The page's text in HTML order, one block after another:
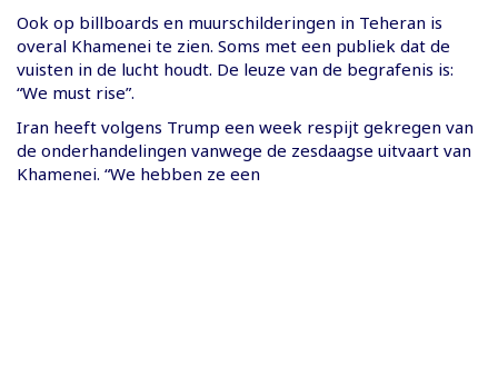
Ook op billboards en muurschilderingen in Teheran is
overal Khamenei te zien. Soms met een publiek dat de
vuisten in de lucht houdt. De leuze van de begrafenis is:
“We must rise”.
Iran heeft volgens Trump een week respijt gekregen van
de onderhandelingen vanwege de zesdaagse uitvaart van
Khamenei. “We hebben ze een